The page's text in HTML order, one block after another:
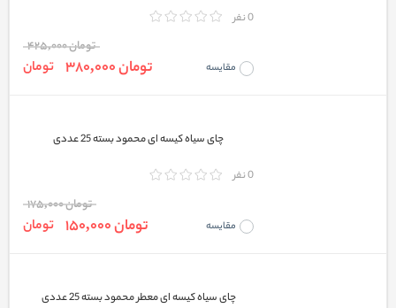
0 نفر
مقایسه
تومان 425,000
تومان 380,000 تومان
چای سیاه کیسه ای محمود بسته 25 عددی
0 نفر
مقایسه
تومان 175,000
تومان 150,000 تومان
چای سیاه کیسه ای معطر محمود بسته 25 عددی